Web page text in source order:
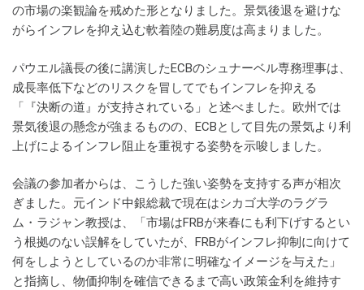
の市場の楽観論を戒めた形となりました。景気後退を避けな
がらインフレを抑え込む軟着陸の難易度は高まりました。
パウエル議長の後に講演したECBのシュナーベル専務理事は、
成長率低下などのリスクを冒してでもインフレを抑える
「『決断の道』が支持されている」と述べました。欧州では
景気後退の懸念が強まるものの、ECBとして目先の景気より利
上げによるインフレ阻止を重視する姿勢を示唆しました。
会議の参加者からは、こうした強い姿勢を支持する声が相次
ぎました。元インド中銀総裁で現在はシカゴ大学のラグラ
ム・ラジャン教授は、「市場はFRBが来春にも利下げするとい
う根拠のない誤解をしていたが、FRBがインフレ抑制に向けて
何をしようとしているのか非常に明確なイメージを与えた」
と指摘し、物価抑制を確信できるまで高い政策金利を維持す